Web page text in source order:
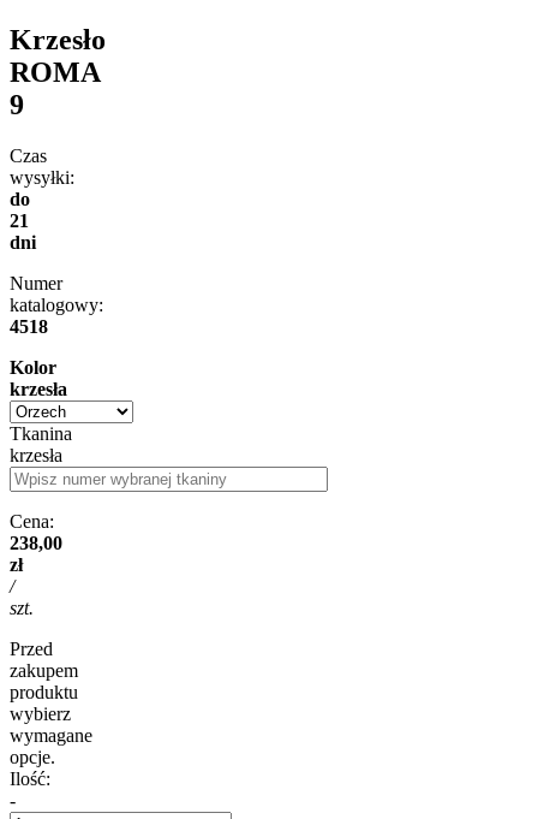
Krzesło
ROMA
9
Czas
wysyłki:
do
21
dni
Numer
katalogowy:
4518
Kolor
krzesła
Tkanina
krzesła
Cena:
238,00
zł
/
szt.
Przed
zakupem
produktu
wybierz
wymagane
opcje.
Ilość:
-